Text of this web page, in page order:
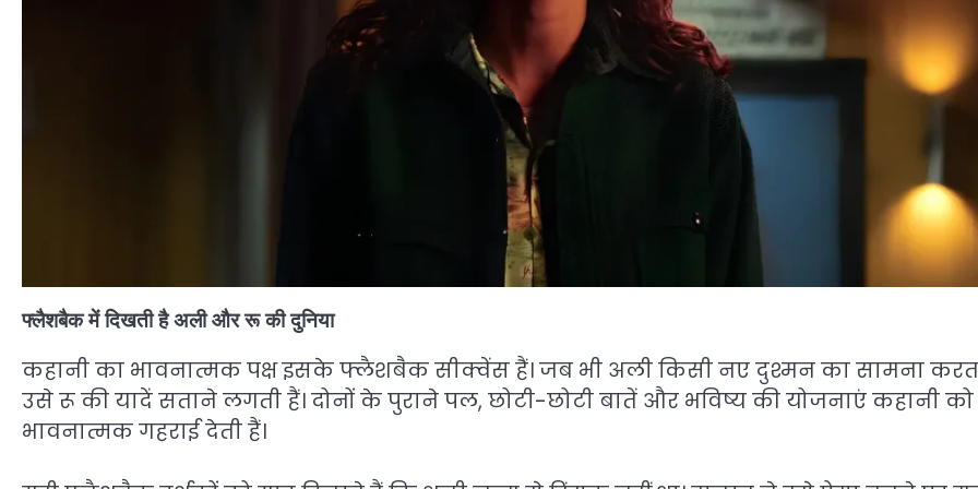
फ्लैशबैक में दिखती है अली और रू की दुनिया
कहानी का भावनात्मक पक्ष इसके फ्लैशबैक सीक्वेंस हैं। जब भी अली किसी नए दुश्मन का सामना
उसे रू की यादें सताने लगती हैं। दोनों के पुराने पल, छोटी-छोटी बातें और भविष्य की योजनाएं कहानी को
भावनात्मक गहराई देती हैं।